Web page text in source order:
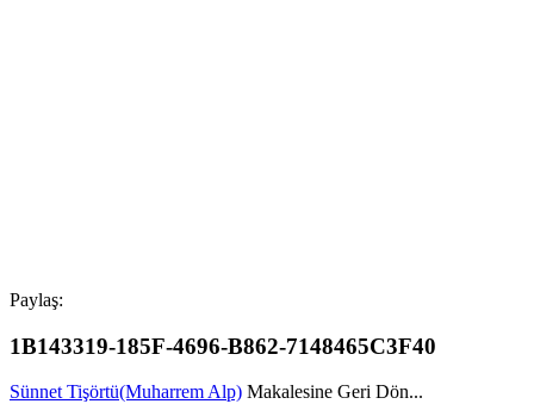
Paylaş:
1B143319-185F-4696-B862-7148465C3F40
Sünnet Tişörtü(Muharrem Alp) Makalesine Geri Dön...